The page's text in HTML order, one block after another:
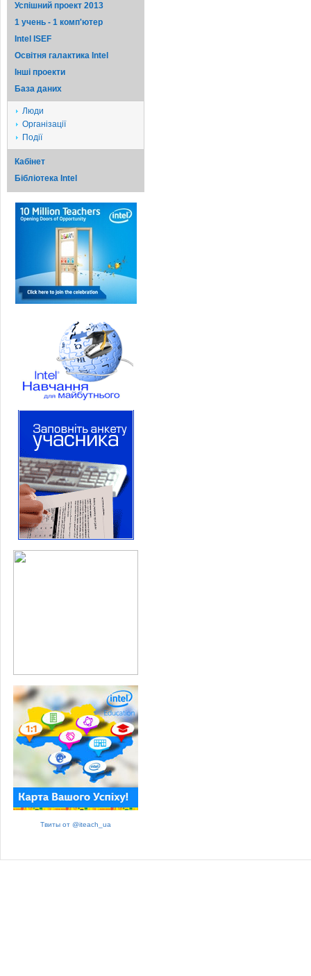
Успішний проект 2013
1 учень - 1 комп'ютер
Intel ISEF
Освітня галактика Intel
Iншi проекти
База даних
Люди
Організації
Події
Кабінет
Бібліотека Intel
Твиты от @iteach_ua